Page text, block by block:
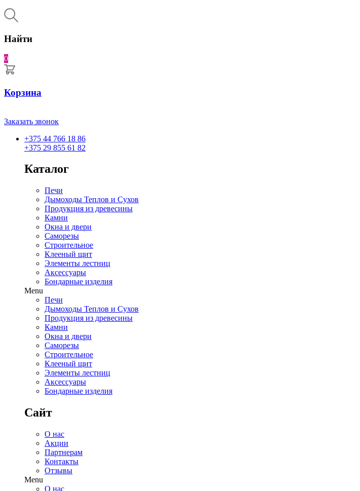
Найти
0
Корзина
Заказать звонок
+375 44 766 18 86
+375 29 855 61 82
Каталог
Печи
Дымоходы Теплов и Сухов
Продукция из древесины
Камни
Окна и двери
Саморезы
Строительное
Клееный щит
Элементы лестниц
Аксессуары
Бондарные изделия
Menu
Печи
Дымоходы Теплов и Сухов
Продукция из древесины
Камни
Окна и двери
Саморезы
Строительное
Клееный щит
Элементы лестниц
Аксессуары
Бондарные изделия
Сайт
О нас
Акции
Партнерам
Контакты
Отзывы
Menu
О нас